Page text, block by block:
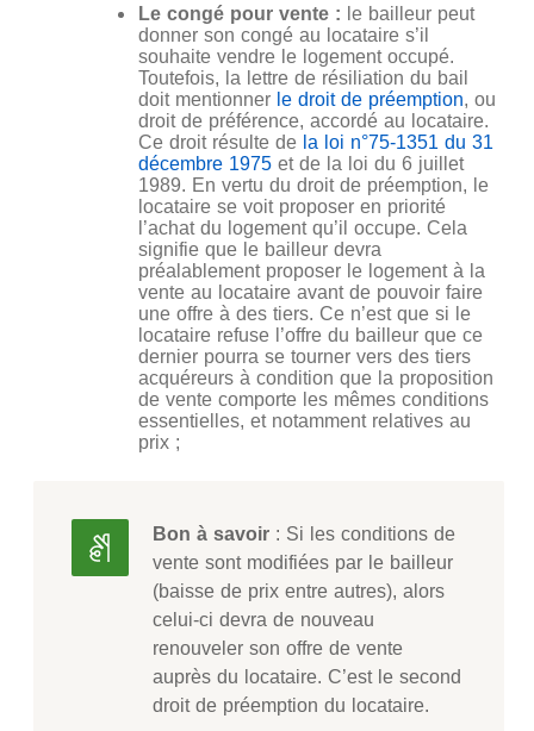
Le congé pour vente : le bailleur peut
donner son congé au locataire s’il
souhaite vendre le logement occupé.
Toutefois, la lettre de résiliation du bail
doit mentionner le droit de préemption, ou
droit de préférence, accordé au locataire.
Ce droit résulte de la loi n°75-1351 du 31
décembre 1975et de la loi du 6 juillet
1989. En vertu du droit de préemption, le
locataire se voit proposer en priorité
l’achat du logement qu’il occupe. Cela
signifie que le bailleur devra
préalablement proposer le logement à la
vente au locataire avant de pouvoir faire
une offre à des tiers. Ce n’est que si le
locataire refuse l’offre du bailleur que ce
dernier pourra se tourner vers des tiers
acquéreurs à condition que la proposition
de vente comporte les mêmes conditions
essentielles, et notamment relatives au
prix ;
Bon à savoir: Si les conditions de
vente sont modifiées par le bailleur
(baisse de prix entre autres), alors
celui-ci devra de nouveau
renouveler son offre de vente
auprès du locataire. C’est le second
droit de préemption du locataire.